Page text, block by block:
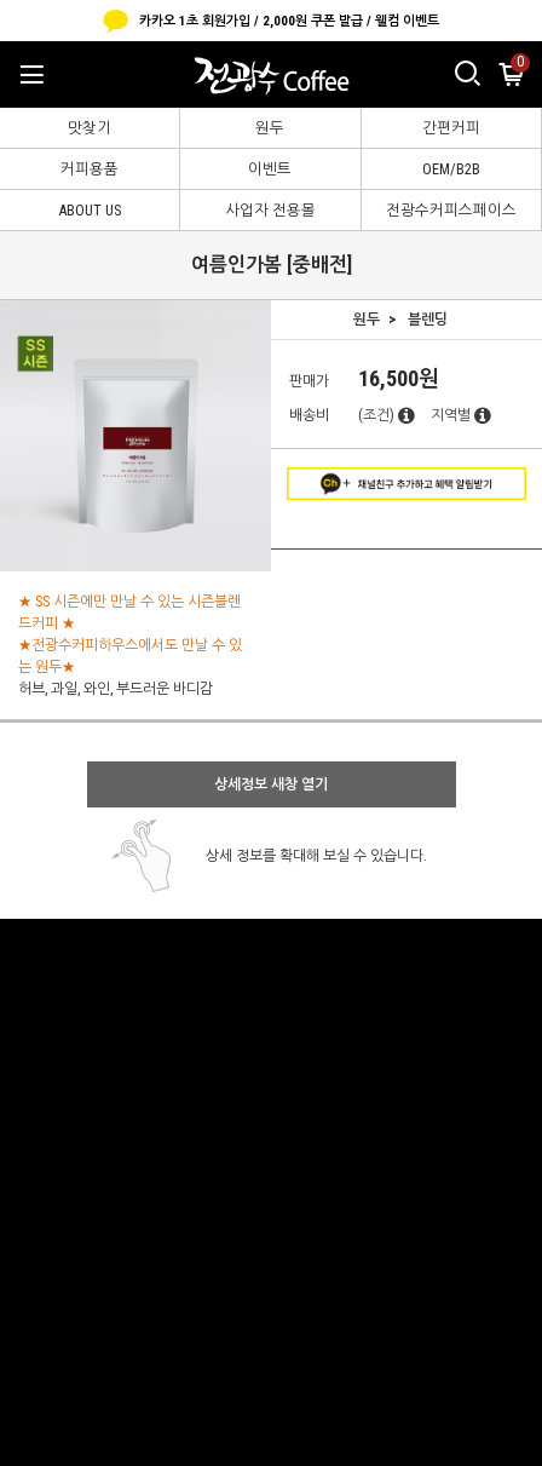
카카오 1초 회원가입 / 2,000원 쿠폰 발급 / 웰컴 이벤트
0
맛찾기 원두 간편커피
커피용품 이벤트 OEM/B2B
ABOUT US 사업자 전용몰 전광수커피스페이스
여름인가봄 [중배전]
★ SS 시즌에만 만날 수 있는 시즌블렌
드커피 ★
★전광수커피하우스에서도 만날 수 있
는 원두★
허브, 과일, 와인, 부드러운 바디감
원두 블렌딩
판매가 16,500원
배송비 (조건) 지역별
상세정보 새창 열기
상세 정보를 확대해 보실 수 있습니다.